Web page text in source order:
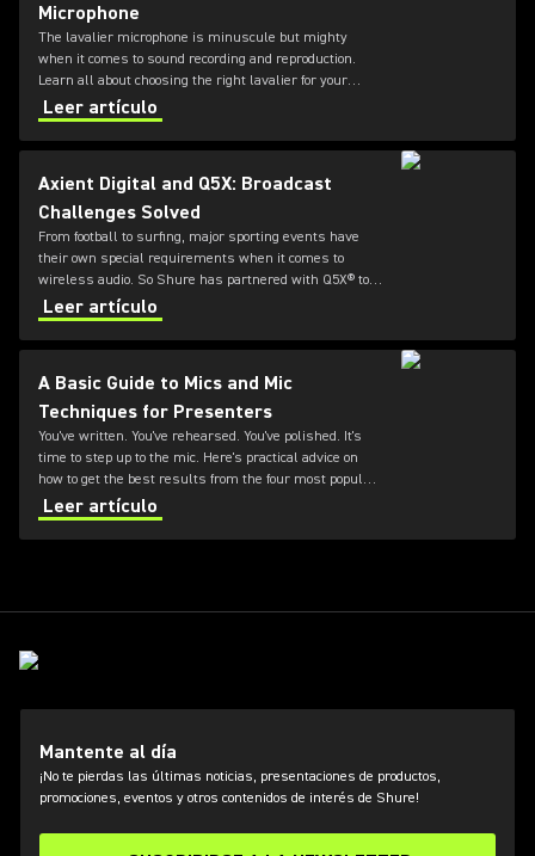
Microphone
The lavalier microphone is minuscule but mighty
when it comes to sound recording and reproduction.
Learn all about choosing the right lavalier for your
needs in this guide from Shure.
Leer artículo
Axient Digital and Q5X: Broadcast
Challenges Solved
From football to surfing, major sporting events have
their own special requirements when it comes to
wireless audio. So Shure has partnered with Q5X® to
offer durable and flexible bodypack transmitters for
Axient® Digital systems.
Leer artículo
A Basic Guide to Mics and Mic
Techniques for Presenters
You've written. You've rehearsed. You've polished. It's
time to step up to the mic. Here's practical advice on
how to get the best results from the four most popular
types of presentation microphones
Leer artículo
Mantente al día
¡No te pierdas las últimas noticias, presentaciones de productos,
promociones, eventos y otros contenidos de interés de Shure!